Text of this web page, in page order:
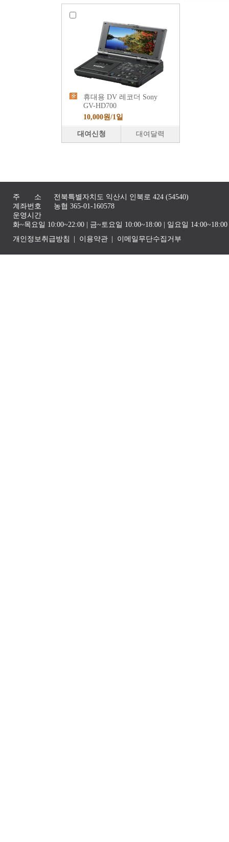
휴대용 DV 레코더 Sony
GV-HD700
10,000원/1일
대여신청 대여달력
주 소
전북특별자치도 익산시 인북로 424 (54540)
계좌번호
농협 365-01-160578
운영시간
화~목요일 10:00~22:00 | 금~토요일 10:00~18:00 | 일요일
개인정보취급방침
이용약관 이메일무단수집거부